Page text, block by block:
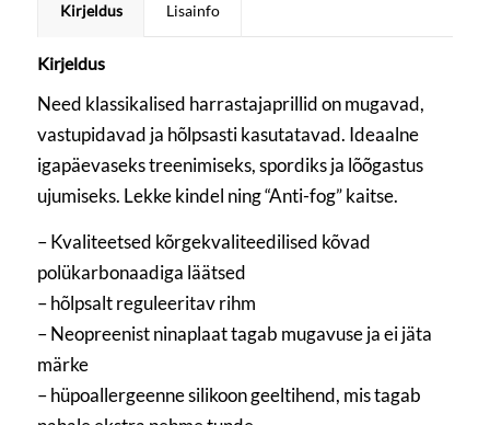
Kirjeldus Lisainfo
Kirjeldus
Need klassikalised harrastajaprillid on mugavad,
vastupidavad ja hõlpsasti kasutatavad. Ideaalne
igapäevaseks treenimiseks, spordiks ja lõõgastus
ujumiseks. Lekke kindel ning “Anti-fog” kaitse.
– Kvaliteetsed kõrgekvaliteedilised kõvad
polükarbonaadiga läätsed
– hõlpsalt reguleeritav rihm
– Neopreenist ninaplaat tagab mugavuse ja ei jäta
märke
– hüpoallergeenne silikoon geeltihend, mis tagab